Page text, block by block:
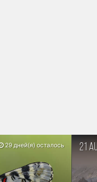
29 дней(я) осталось 21